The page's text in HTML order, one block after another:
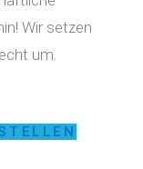
Wir setzen
um.